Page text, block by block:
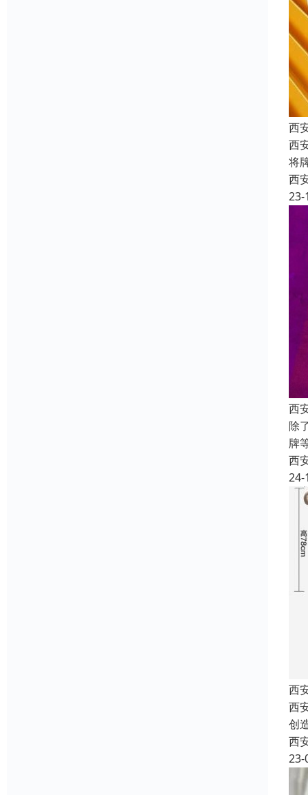
西
西
将
西
23-
西
除
牌
西
24-
西
西
创
西
23-